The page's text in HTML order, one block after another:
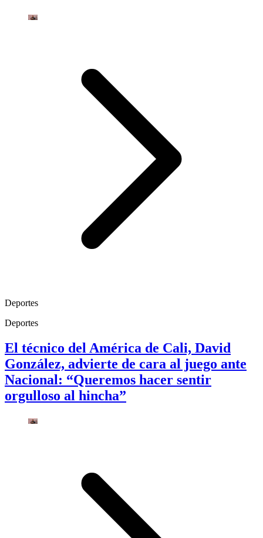
Deportes
Deportes
El técnico del América de Cali, David
González, advierte de cara al juego ante
Nacional: “Queremos hacer sentir
orgulloso al hincha”